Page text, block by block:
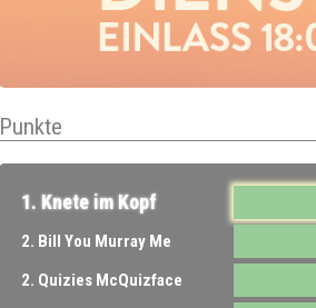
Punkte
1. Knete im Kopf
2. Bill You Murray Me
2. Quizies McQuizface